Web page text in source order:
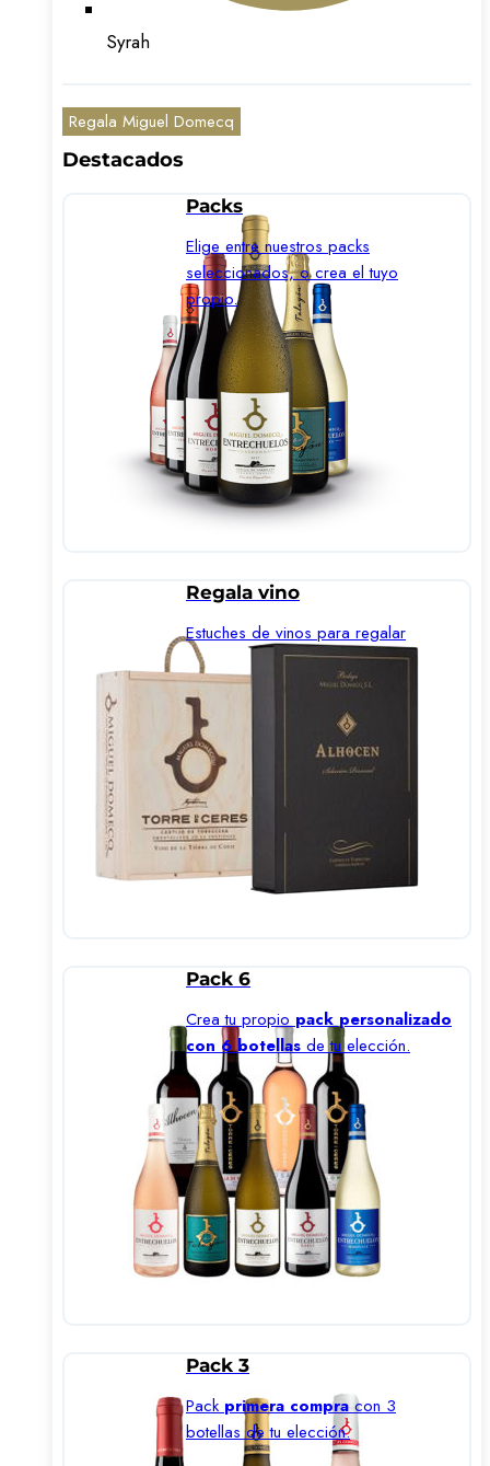
Syrah
Regala Miguel Domecq
Destacados
Packs
Elige entre nuestros packs
seleccionados, o crea el tuyo
propio.
Regala vino
Estuches de vinos para regalar
Pack 6
Crea tu propio pack personalizado
con 6 botellas de tu elección.
Pack 3
Pack primera compra con 3
botellas de tu elección.